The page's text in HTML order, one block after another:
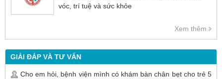
vóc, trí tuệ và sức khỏe
Xem thêm
GIẢI ĐÁP VÀ TƯ VẤN
Cho em hỏi, bệnh viện mình có khám bàn chân bẹt cho trẻ 5